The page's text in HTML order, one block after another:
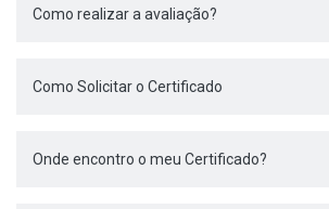
Como realizar a avaliação?
Como Solicitar o Certificado
Onde encontro o meu Certificado?